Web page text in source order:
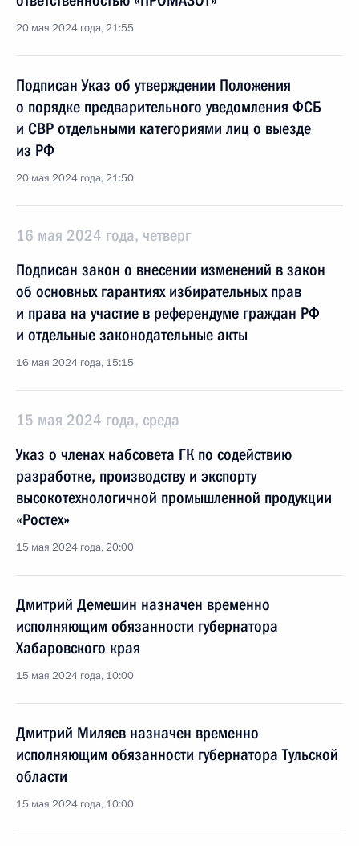
20 мая 2024 года, 21:55
Подписан Указ об утверждении Положения
о порядке предварительного уведомления ФСБ
и СВР отдельными категориями лиц о выезде
из РФ
20 мая 2024 года, 21:50
16 мая 2024 года, четверг
Подписан закон о внесении изменений в закон
об основных гарантиях избирательных прав
и права на участие в референдуме граждан РФ
и отдельные законодательные акты
16 мая 2024 года, 15:15
15 мая 2024 года, среда
Указ о членах набсовета ГК по содействию
разработке, производству и экспорту
высокотехнологичной промышленной продукции
«Ростех»
15 мая 2024 года, 20:00
Дмитрий Демешин назначен временно
исполняющим обязанности губернатора
Хабаровского края
15 мая 2024 года, 10:00
Дмитрий Миляев назначен временно
исполняющим обязанности губернатора Тульской
области
15 мая 2024 года, 10:00